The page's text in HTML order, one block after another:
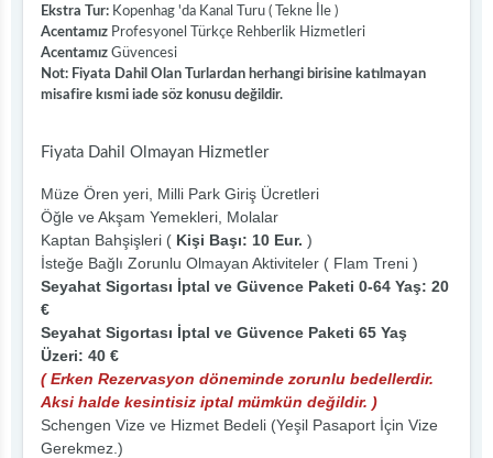
Ekstra Tur: Kopenhag 'da Kanal Turu ( Tekne İle )
Acentamız Profesyonel Türkçe Rehberlik Hizmetleri
Acentamız Güvencesi
Not: Fiyata Dahil Olan Turlardan herhangi birisine katılmayan
misafire kısmi iade söz konusu değildir.
Fiyata Dahil Olmayan Hizmetler
Müze Ören yeri, Milli Park Giriş Ücretleri
Öğle ve Akşam Yemekleri, Molalar
Kaptan Bahşişleri ( Kişi Başı: 10 Eur. )
İsteğe Bağlı Zorunlu Olmayan Aktiviteler ( Flam Treni )
Seyahat Sigortası İptal ve Güvence Paketi 0-64 Yaş: 20
€
Seyahat Sigortası İptal ve Güvence Paketi 65 Yaş
Üzeri: 40 €
( Erken Rezervasyon döneminde zorunlu bedellerdir.
Aksi halde kesintisiz iptal mümkün değildir. )
Schengen Vize ve Hizmet Bedeli (Yeşil Pasaport İçin Vize
Gerekmez.)